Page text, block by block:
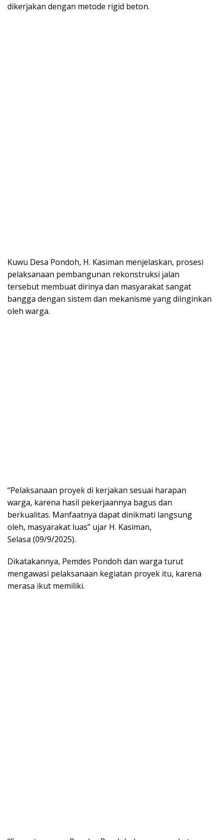
dikerjakan dengan metode rigid beton.
Kuwu Desa Pondoh, H. Kasiman menjelaskan, prosesi
pelaksanaan pembangunan rekonstruksi jalan
tersebut membuat dirinya dan masyarakat sangat
bangga dengan sistem dan mekanisme yang diinginkan
oleh warga.
“Pelaksanaan proyek di kerjakan sesuai harapan
warga, karena hasil pekerjaannya bagus dan
berkualitas. Manfaatnya dapat dinikmati langsung
oleh, masyarakat luas” ujar H. Kasiman,
Selasa (09/9/2025).
Dikatakannya, Pemdes Pondoh dan warga turut
mengawasi pelaksanaan kegiatan proyek itu, karena
merasa ikut memiliki.